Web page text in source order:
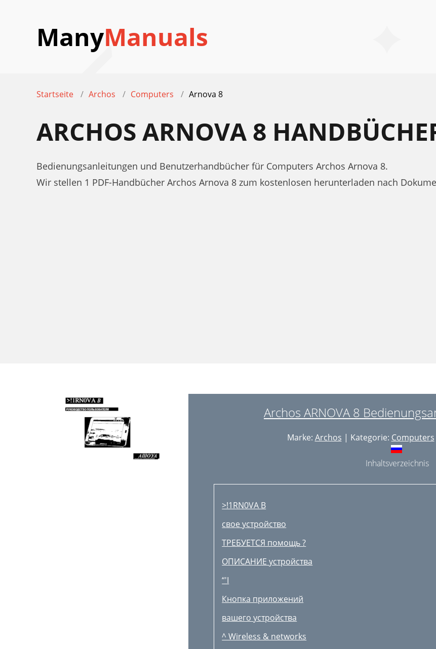
ManyManuals
Startseite Archos Computers Arnova 8
ARCHOS ARNOVA 8
Bedienungsanleitungen und Benutzerhandbücher für Computers Archos Arnova 8.
Wir stellen 1 PDF-Handbücher Archos Arnova 8 zum kostenlosen herunterladen nach
Archos ARNOVA 8
Marke: Archos | Kategorie: Computers
Inhaltsverzeichnis
>!1RN0VA В
свое устройство
ТРЕБУЕТСЯ помощь ?
ОПИСАНИЕ устройства
“'I
Кнопка приложений
вашего устройства
^ Wireless & networks